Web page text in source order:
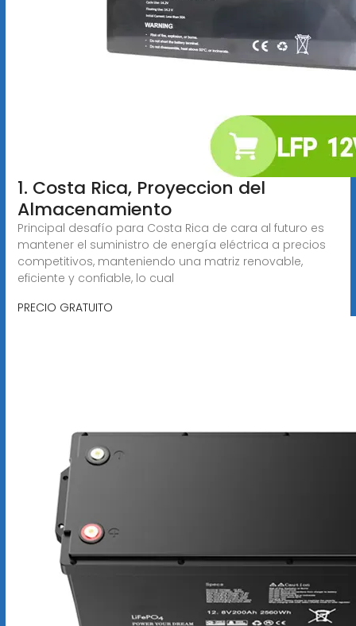
1. Costa Rica, Proyeccion del
Almacenamiento
Principal desafío para Costa Rica de cara al futuro es
mantener el suministro de energía eléctrica a precios
competitivos, manteniendo una matriz renovable,
eficiente y confiable, lo cual
PRECIO GRATUITO